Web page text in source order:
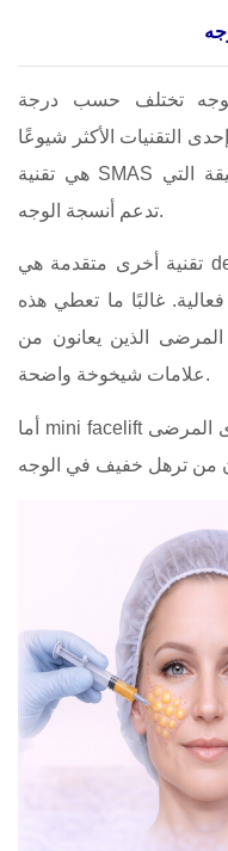
تختلف حسب درجة
التقنيات الأكثر شيوعًا
هي تقنية SMAS والتي تستهدف الطبقة العضلية العميقة التي
تدعم أنسجة الوجه.
تقنية أخرى متقدمة هي deep plane facelift والتي تسمح برفع
غالبًا ما تعطي هذه
المرضى الذين يعانون من
علامات شيخوخة واضحة.
أما mini facelift فهو إجراء أقل تدخلاً يستخدم عادة لدى المرضى